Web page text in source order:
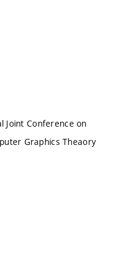
Joint Conference on
Graphics Theaory